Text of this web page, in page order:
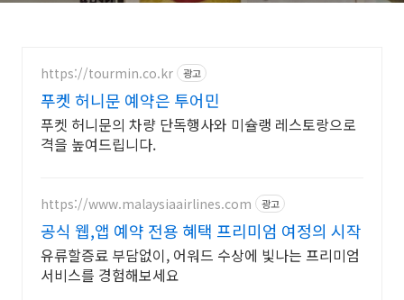
https://tourmin.co.kr 광고
푸켓 허니문 예약은 투어민
푸켓 허니문의 차량 단독행사와 미슐랭 레스토랑으로
격을 높여드립니다.
https://www.malaysiaairlines.com 광고
공식 웹,앱 예약 전용 혜택 프리미엄 여정의 시작
유류할증료 부담없이, 어워드 수상에 빛나는 프리미엄
서비스를 경험해보세요